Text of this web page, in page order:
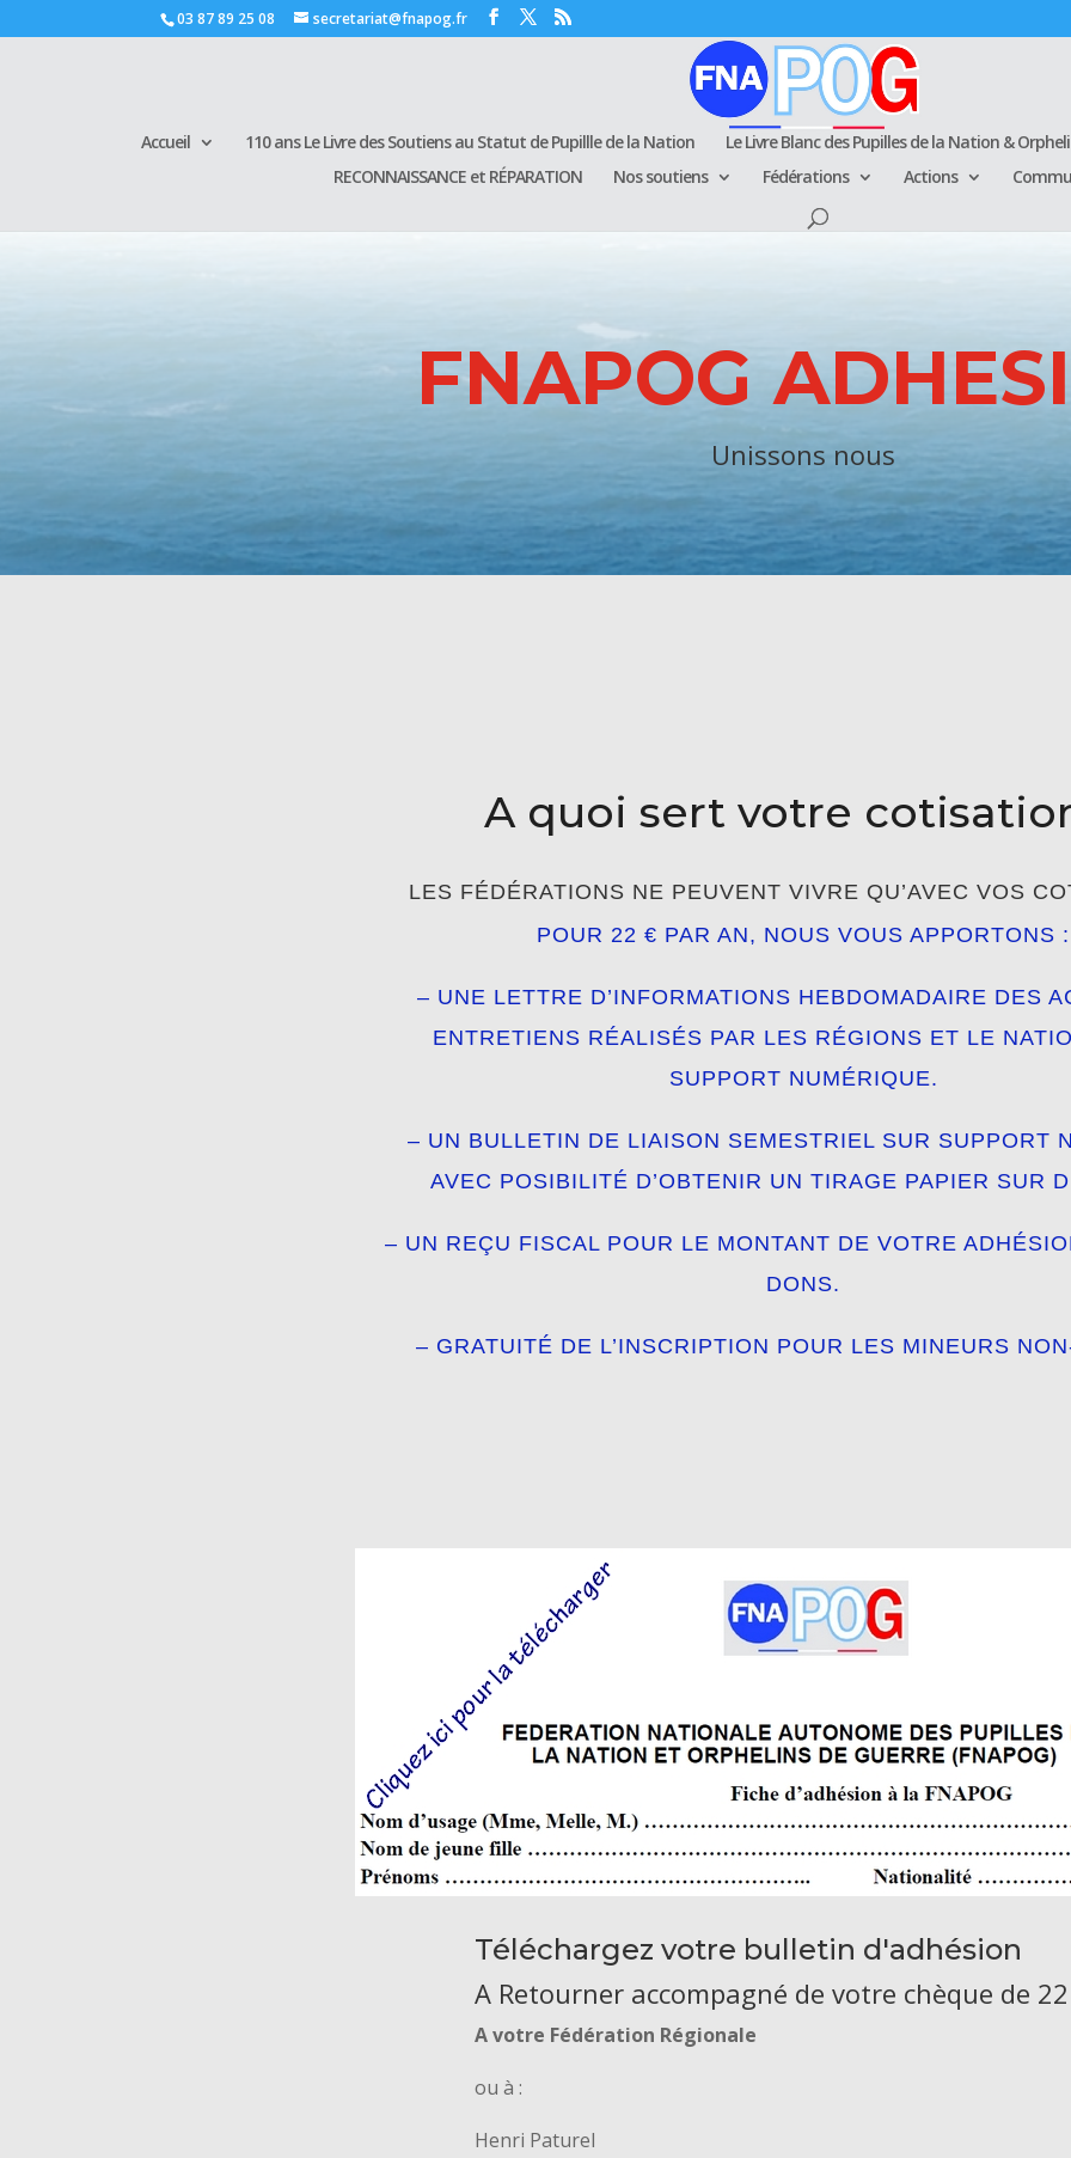
03 87 89 25 08 secretariat@fnapog.fr
Accueil 110 ans Le Livre des Soutiens au Statut de Pupillle de la Nation
Le Livre Blanc des Pupilles de la Nation &
RECONNAISSANCE et RÉPARATION
Nos soutiens Fédérations Actions
FNAPOG
Unissons nous
A quoi sert votre
LES FÉDÉRATIONS NE PEUVENT VIVRE QU’AVEC VOS
POUR 22 € PAR AN, NOUS VOUS APPORTONS :
– UNE LETTRE D’INFORMATIONS HEBDOMADAIRE DES
ENTRETIENS RÉALISÉS PAR LES RÉGIONS ET LE
SUPPORT NUMÉRIQUE.
– UN BULLETIN DE LIAISON SEMESTRIEL SUR SUPPORT
AVEC POSIBILITÉ D’OBTENIR UN TIRAGE PAPIER SUR
– UN REÇU FISCAL POUR LE MONTANT DE VOTRE
DONS.
– GRATUITÉ DE L’INSCRIPTION POUR LES MINEURS
Téléchargez votre bulletin d'adhésion
A Retourner accompagné de votre chèque de
A votre Fédération Régionale
ou à :
Henri Paturel